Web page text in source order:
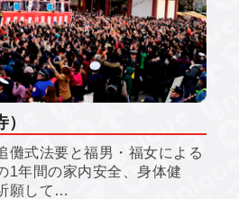
儺式法要と福男・福女による
1年間の家内安全、身体健
願して…